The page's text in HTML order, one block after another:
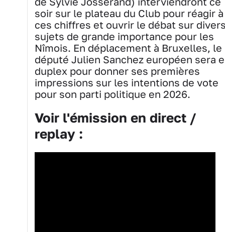
soir sur le plateau du Club pour réagir à
ces chiffres et ouvrir le débat sur
sujets de grande importance pour les
Nîmois. En déplacement à Bruxelles, le
député Julien Sanchez européen sera
duplex pour donner ses premières
impressions sur les intentions de vote
pour son parti politique en 2026.
Voir l'émission en direct /
replay :